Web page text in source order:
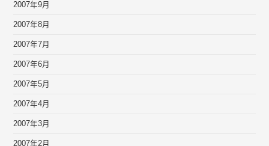
2007年9月
2007年8月
2007年7月
2007年6月
2007年5月
2007年4月
2007年3月
2007年2月